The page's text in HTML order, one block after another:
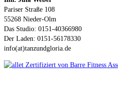
Pariser Straße 108
55268 Nieder-Olm
Das Studio: 0151-40366980
Der Laden: 0151-56178330
info(at)tanzundgloria.de